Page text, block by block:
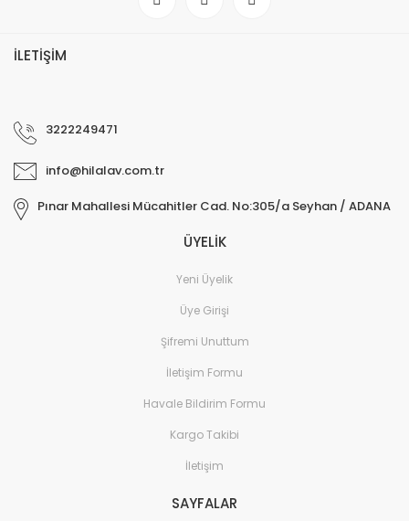
İLETİŞİM
3222249471
info@hilalav.com.tr
Pınar Mahallesi Mücahitler Cad. No:305/a Seyhan / ADANA
ÜYELİK
Yeni Üyelik
Üye Girişi
Şifremi Unuttum
İletişim Formu
Havale Bildirim Formu
Kargo Takibi
İletişim
SAYFALAR